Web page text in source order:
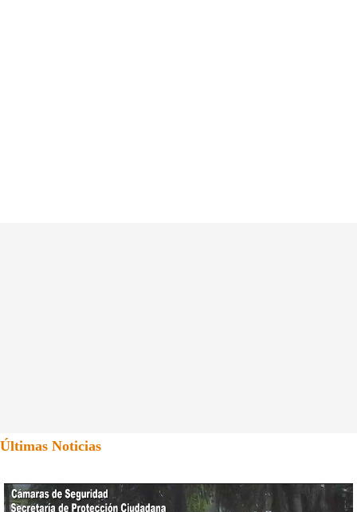
Últimas Noticias